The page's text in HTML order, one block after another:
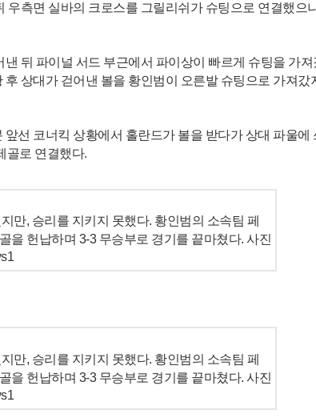
측면 실바의 크로스를 그릴리쉬가 슈팅으로 연결했으
뒤 파이널 서드 부근에서 파이상이 빠르게 슈팅을 가
상대가 걷어낸 볼을 황인범이 오른발 슈팅으로 가져갔
선 코너킥 상황에서 홀란드가 볼을 받다가 상대 파울에
골로 연결했다.
만, 승리를 지키지 못했다. 황인범의 소속팀 페
을 헌납하며 3-3 무승부로 경기를 끝마쳤다. 사진
만, 승리를 지키지 못했다. 황인범의 소속팀 페
을 헌납하며 3-3 무승부로 경기를 끝마쳤다. 사진